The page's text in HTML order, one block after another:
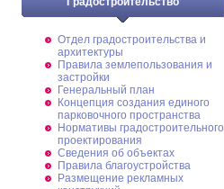
Отдел градостроительства и
архитектуры
Правила землепользования и
застройки
Генеральный план
Концепция создания единого
парковочного пространства
Нормативы градостроительного
проектирования
Сведения об объектах
Правила благоустройства
Размещение рекламных